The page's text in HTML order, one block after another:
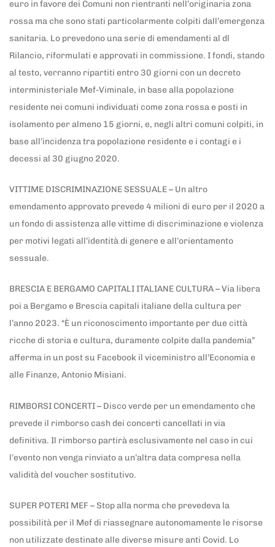
euro in favore dei Comuni non rientranti nell’originaria zona
rossa ma che sono stati particolarmente colpiti dall’emergenza
sanitaria. Lo prevedono una serie di emendamenti al dl
Rilancio, riformulati e approvati in commissione. I fondi, stando
al testo, verranno ripartiti entro 30 giorni con un decreto
interministeriale Mef-Viminale, in base alla popolazione
residente nei comuni individuati come zona rossa e posti in
isolamento per almeno 15 giorni, e, negli altri comuni colpiti, in
base all’incidenza tra popolazione residente e i contagi e i
decessi al 30 giugno 2020.
VITTIME DISCRIMINAZIONE SESSUALE – Un altro
emendamento approvato prevede 4 milioni di euro per il 2020 a
un fondo di assistenza alle vittime di discriminazione e violenza
per motivi legati all’identità di genere e all’orientamento
sessuale.
BRESCIA E BERGAMO CAPITALI ITALIANE CULTURA – Via libera
poi a Bergamo e Brescia capitali italiane della cultura per
l’anno 2023. “È un riconoscimento importante per due città
ricche di storia e cultura, duramente colpite dalla pandemia”
afferma in un post su Facebook il viceministro all’Economia e
alle Finanze, Antonio Misiani.
RIMBORSI CONCERTI – Disco verde per un emendamento che
prevede il rimborso cash dei concerti cancellati in via
definitiva. Il rimborso partirà esclusivamente nel caso in cui
l’evento non venga rinviato a un’altra data compresa nella
validità del voucher sostitutivo.
SUPER POTERI MEF – Stop alla norma che prevedeva la
possibilità per il Mef di riassegnare autonomamente le risorse
non utilizzate destinate alle diverse misure anti Covid. Lo